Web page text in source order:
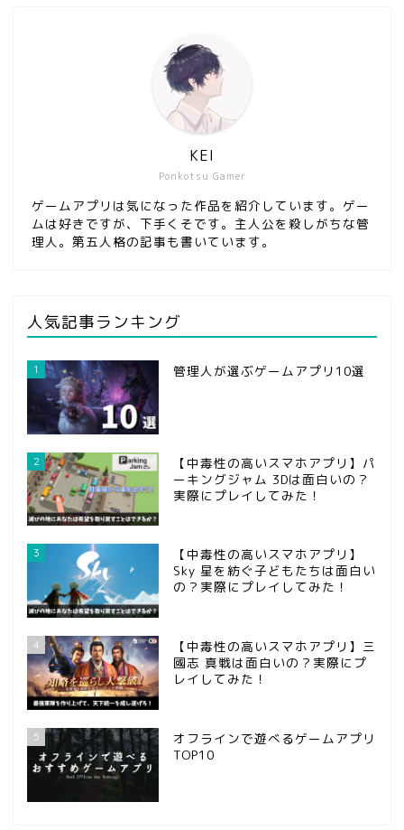
Ponkotsu Gamer
KEI
ゲームアプリは気になった作品を紹介しています。ゲー
ムは好きですが、下手くそです。主人公を殺しがちな管
理人。第五人格の記事も書いています。
人気記事ランキング
1 管理人が選ぶゲームアプリ10選
2
【中毒性の高いスマホアプリ】パ
ーキングジャム 3Dは面白いの？
実際にプレイしてみた！
3
【中毒性の高いスマホアプリ】
Sky 星を紡ぐ子どもたちは面白い
の？実際にプレイしてみた！
4
【中毒性の高いスマホアプリ】三
國志 真戦は面白いの？実際にプ
レイしてみた！
5
オフラインで遊べるゲームアプリ
TOP10
問い合わせ